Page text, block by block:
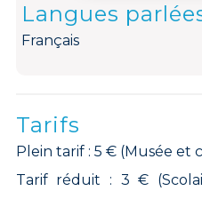
Langues
Français
Tarifs
Plein tarif : 5 € (Musée et
Tarif réduit : 3 €